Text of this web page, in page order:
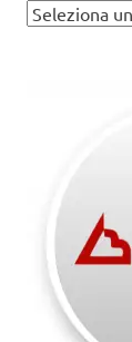
Assistenza